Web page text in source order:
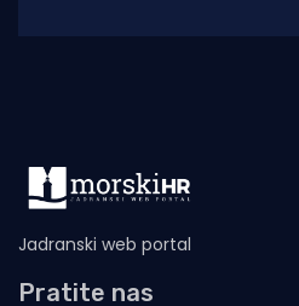
Jadranski web portal
Pratite nas